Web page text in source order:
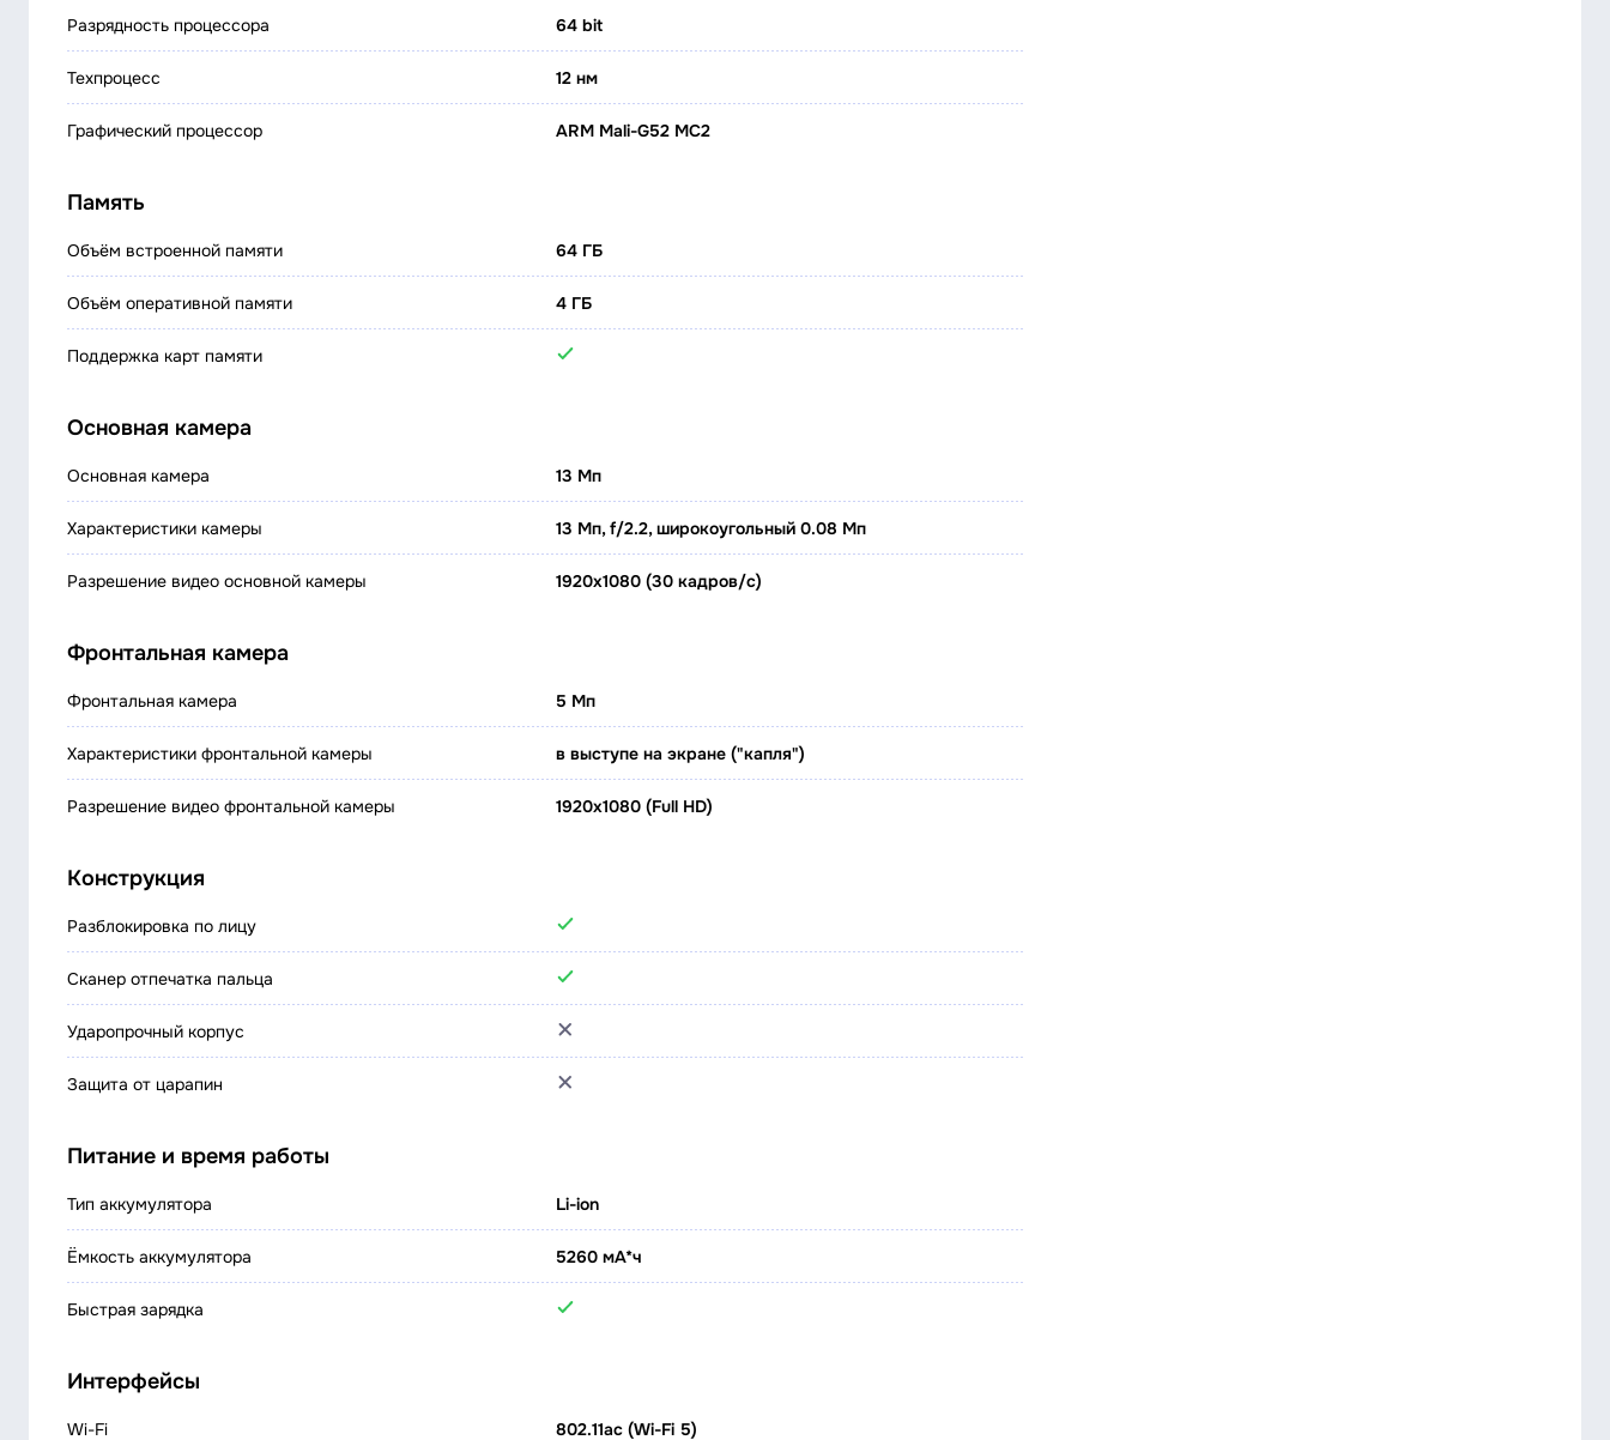
Разрядность процессора 64 bit
Техпроцесс 12 нм
Графический процессор ARM Mali-G52 MC2
Память
Объём встроенной памяти 64 ГБ
Объём оперативной памяти 4 ГБ
Поддержка карт памяти
Основная камера
Основная камера 13 Мп
Характеристики камеры 13 Мп, f/2.2, широкоугольный 0.08 Мп
Разрешение видео основной камеры 1920x1080 (30 кадров/с)
Фронтальная камера
Фронтальная камера 5 Мп
Характеристики фронтальной камеры в выступе на экране ("капля")
Разрешение видео фронтальной камеры 1920x1080 (Full HD)
Конструкция
Разблокировка по лицу
Сканер отпечатка пальца
Ударопрочный корпус
Защита от царапин
Питание и время работы
Тип аккумулятора Li-ion
Ёмкость аккумулятора 5260 мА*ч
Быстрая зарядка
Интерфейсы
Wi-Fi 802.11ac (Wi-Fi 5)